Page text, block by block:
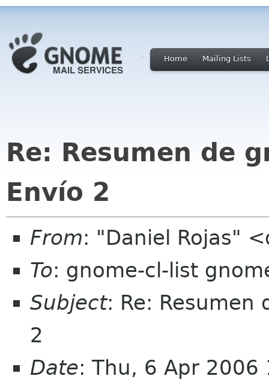
Home Mailing Lists
Re: Resumen de
Envío 2
From: "Daniel Rojas"
To: gnome-cl-list
Subject: Re: Resumen
2
Date: Thu, 6 Apr